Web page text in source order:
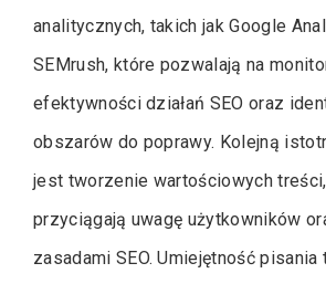
analitycznych, takich jak Google
SEMrush, które pozwalają na
efektywności działań SEO oraz
obszarów do poprawy. Kolejną
jest tworzenie wartościowych
przyciągają uwagę użytkowników
zasadami SEO. Umiejętność